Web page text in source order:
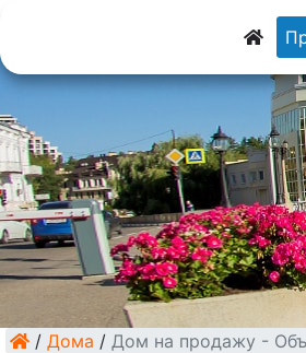
/ Дома / Дом на продажу -